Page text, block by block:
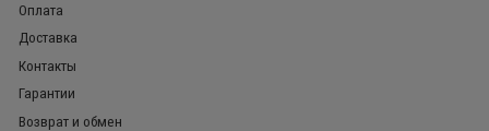
Оплата
Доставка
Контакты
Гарантии
Возврат и обмен